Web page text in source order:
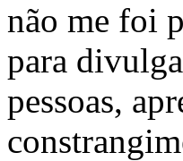
não me foi
para
pessoas,